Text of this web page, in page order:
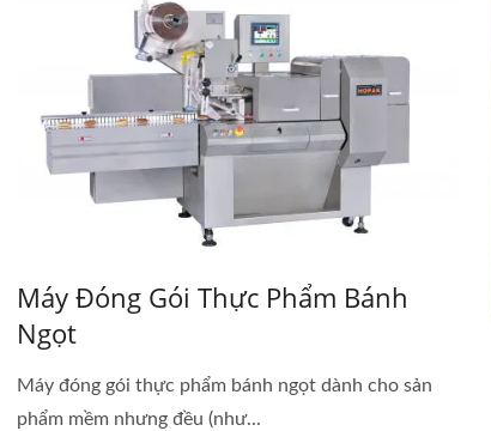
Máy Đóng Gói Thực Phẩm Bánh
Ngọt
Máy đóng gói thực phẩm bánh ngọt dành cho sản
phẩm mềm nhưng đều (như...